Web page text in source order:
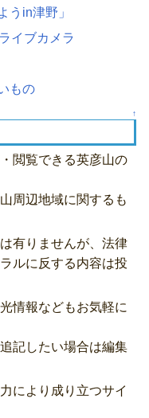
うin津野」
イブカメラ
もの
↑
閲覧できる英彦山の
周辺地域に関するも
有りませんが、法律
ルに反する内容は投
情報などもお気軽に
記したい場合は編集
により成り立つサイ